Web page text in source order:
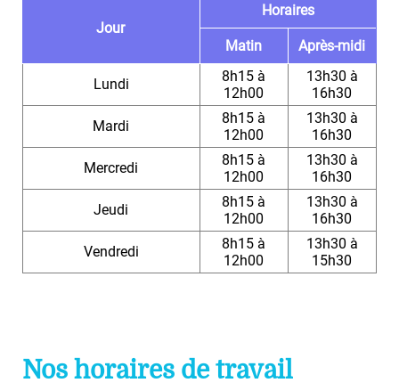
Jour
Horaires
Matin Après-midi
Lundi
8h15 à
12h00
13h30 à
16h30
Mardi
8h15 à
12h00
13h30 à
16h30
Mercredi
8h15 à
12h00
13h30 à
16h30
Jeudi
8h15 à
12h00
13h30 à
16h30
Vendredi
8h15 à
12h00
13h30 à
15h30
Nos horaires de travail